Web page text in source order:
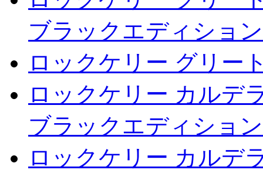
ブラックエディション
ロックケリー グリー
ロックケリー カルデ
ブラックエディション
ロックケリー カルデ